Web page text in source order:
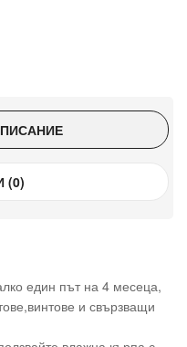
(0)
един път на 4 месеца,
и свързващи